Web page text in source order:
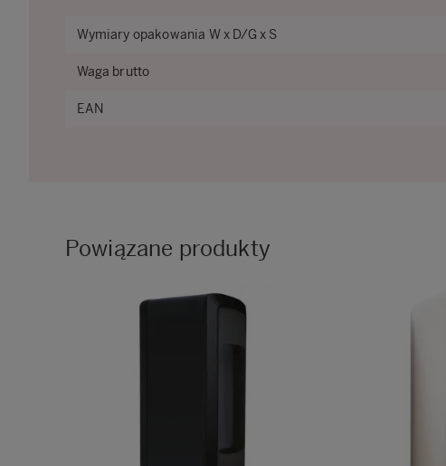
Wymiary opakowania W x D/G x S
Waga brutto
EAN
Powiązane produkty